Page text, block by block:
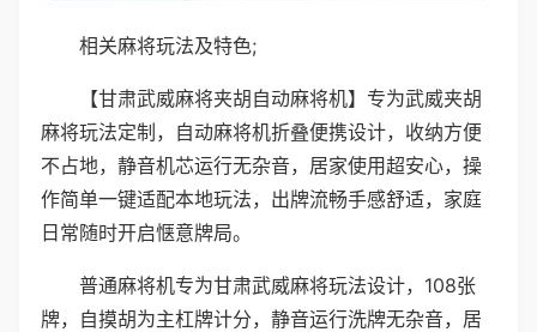
相关麻将玩法及特色;
【甘肃武威麻将夹胡自动麻将机】专为武威夹胡
麻将玩法定制，自动麻将机折叠便携设计，收纳方便
不占地，静音机芯运行无杂音，居家使用超安心，操
作简单一键适配本地玩法，出牌流畅手感舒适，家庭
日常随时开启惬意牌局。
普通麻将机专为甘肃武威麻将玩法设计，108张
牌，自摸胡为主杠牌计分，静音运行洗牌无杂音，居